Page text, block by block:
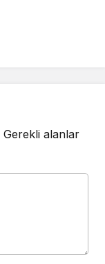
Gerekli alanlar